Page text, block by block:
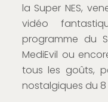
la Super NES,
vidéo
programme du
MediEvil ou
tous les goûts,
nostalgiques du 8